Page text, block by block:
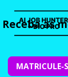
Receba as
MATRICULE-